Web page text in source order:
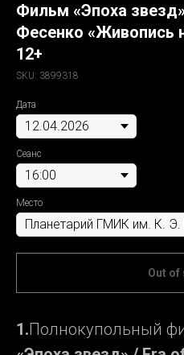
Фильм «Эпоха
Фесенко «Живопись
12+
SKU: 3899318
Дата
Сеанс
Место
Out of
1.Полнокупольный